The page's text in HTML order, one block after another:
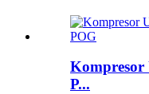
P...